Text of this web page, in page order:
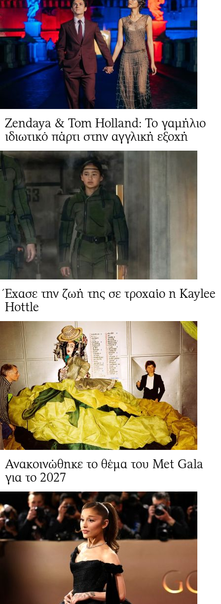
Zendaya & Tom Holland: Το γαμήλιο
ιδιωτικό πάρτι στην αγγλική εξοχή
Έχασε την ζωή της σε τροχαίο η Kaylee
Hottle
Ανακοινώθηκε το θέμα του Met Gala
για το 2027